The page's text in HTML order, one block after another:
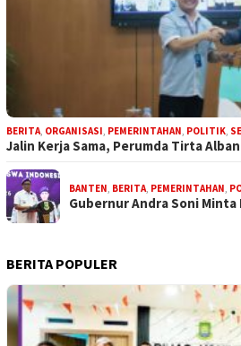
BERITA, ORGANISASI, PEMERINTAHAN, POLITIK,
Jalin Kerja Sama, Perumda Tirta
BANTEN, BERITA, PEMERINTAHAN,
Gubernur Andra Soni
BERITA POPULER